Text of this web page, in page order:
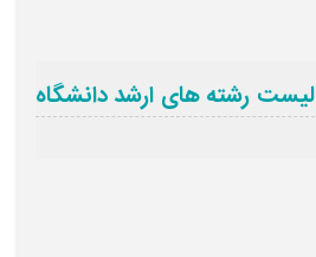
لیست رشته های ارشد دانشگاه